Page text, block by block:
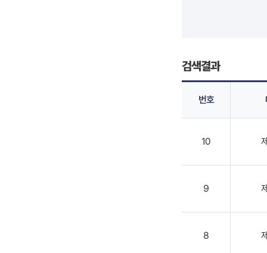
검색결과
번호
10
9
8